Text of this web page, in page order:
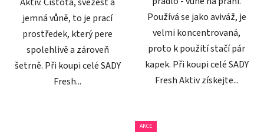
jemná vůně, to je prací
prostředek, který pere
spolehlivě a zároveň
šetrně. Při koupi celé SADY
Fresh...
Používá se jako aviváž, je
velmi koncentrovaná,
proto k použití stačí pár
kapek. Při koupi celé SADY
Fresh Aktiv získejte...
AKCE